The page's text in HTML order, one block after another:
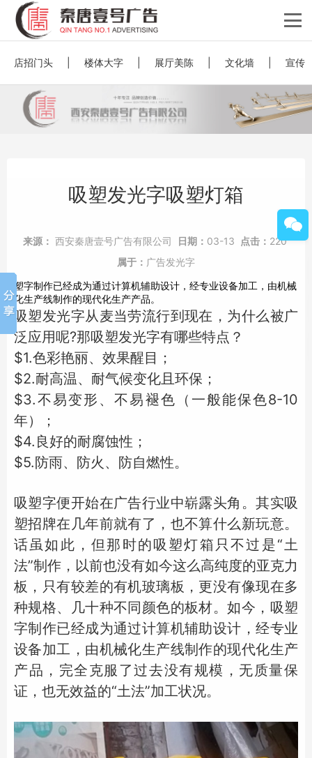
店招门头 楼体大字 展厅美陈 文化墙 宣传
吸塑发光字吸塑灯箱
来源： 西安秦唐壹号广告有限公司 日期： 03-13 点击： 220
属于： 广告发光字
塑字制作已经成为通过计算机辅助设计，经专业设备加工，由机械
化生产线制作的现代化生产产品。
吸塑发光字从麦当劳流行到现在，为什么被广
泛应用呢?那吸塑发光字有哪些特点？
$1.色彩艳丽、效果醒目；
$2.耐高温、耐气候变化且环保；
$3.不易变形、不易褪色（一般能保色8-10
年）；
$4.良好的耐腐蚀性；
$5.防雨、防火、防自燃性。
吸塑字便开始在广告行业中崭露头角。其实吸
塑招牌在几年前就有了，也不算什么新玩意。
话虽如此，但那时的吸塑灯箱只不过是“土
法”制作，以前也没有如今这么高纯度的亚克力
板，只有较差的有机玻璃板，更没有像现在多
种规格、几十种不同颜色的板材。如今，吸塑
字制作已经成为通过计算机辅助设计，经专业
设备加工，由机械化生产线制作的现代化生产
产品，完全克服了过去没有规模，无质量保
证，也无效益的“土法”加工状况。